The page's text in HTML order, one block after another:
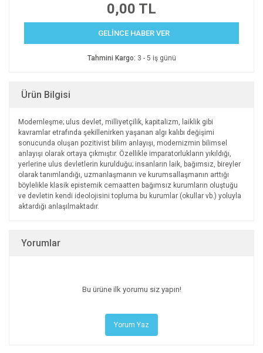
0,00 TL
GELİNCE HABER VER
Tahmini Kargo: 3 - 5 iş günü
Ürün Bilgisi
Modernleşme; ulus devlet, milliyetçilik, kapitalizm, laiklik gibi
kavramlar etrafında şekillenirken yaşanan algı kalıbı değişimi
sonucunda oluşan pozitivist bilim anlayışı, modernizmin bilimsel
anlayışı olarak ortaya çıkmıştır. Özellikle imparatorlukların yıkıldığı,
yerlerine ulus devletlerin kurulduğu; insanların laik, bağımsız, bireyler
olarak tanımlandığı, uzmanlaşmanın ve kurumsallaşmanın arttığı
böylelikle klasik epistemik cemaatten bağımsız kurumların oluştuğu
ve devletin kendi ideolojisini topluma bu kurumlar (okullar vb.) yoluyla
aktardığı anlaşılmaktadır.
Yorumlar
Bu ürüne ilk yorumu siz yapın!
Yorum Yaz